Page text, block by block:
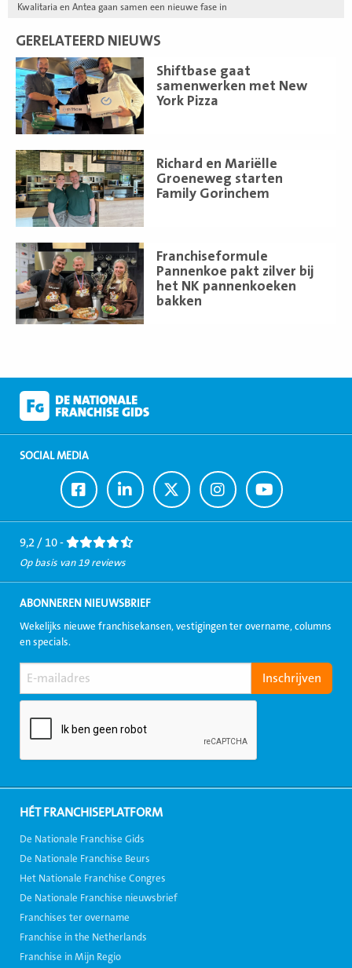
Kwalitaria en Antea gaan samen een nieuwe fase in
GERELATEERD NIEUWS
Shiftbase gaat
samenwerken met New
York Pizza
Lees
meer
Richard en Mariëlle
Groeneweg starten
Family Gorinchem
Lees
meer
Franchiseformule
Pannenkoe pakt zilver bij
het NK pannenkoeken
bakken
Lees
meer
SOCIAL MEDIA
Ga
naar
Facebook
Ga
naar
LinkedIn
Ga
naar
Twitter
Ga
naar
Instagram
Ga
naar
Youtube
9,2 / 10 -
Op basis van 19 reviews
ABONNEREN NIEUWSBRIEF
Wekelijks nieuwe franchisekansen, vestigingen ter overname, columns
en specials.
HÉT FRANCHISEPLATFORM
De Nationale Franchise Gids
De Nationale Franchise Beurs
Het Nationale Franchise Congres
De Nationale Franchise nieuwsbrief
Franchises ter overname
Franchise in the Netherlands
Franchise in Mijn Regio